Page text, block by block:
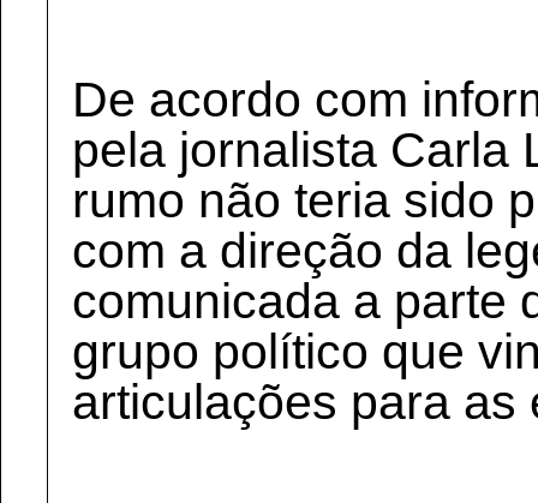
De acordo com
pela jornalista Carla
rumo não teria sido
com a direção da
comunicada a parte
grupo político que
articulações para as